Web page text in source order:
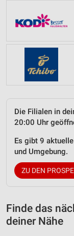
Die Filialen in
20:00 Uhr
Es gibt 9
und Umgebung.
ZU DEN
Finde das
deiner Nähe